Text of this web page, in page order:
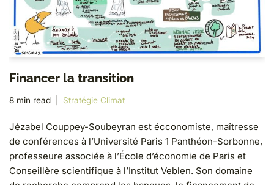
Financer la transition
8 min read Stratégie Climat
Jézabel Couppey-Soubeyran est écconomiste, maîtresse
de conférences à l’Université Paris 1 Panthéon-Sorbonne,
professeure associée à l’École d’économie de Paris et
Conseillère scientifique à l’Institut Veblen. Son domaine